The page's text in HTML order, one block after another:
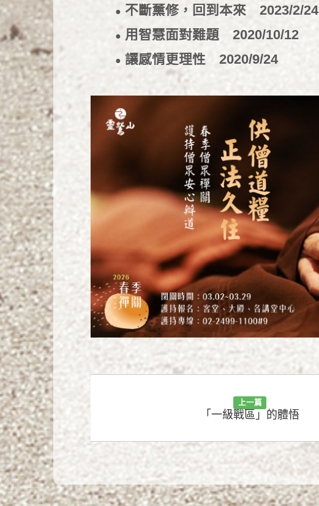
● 不斷薰修，回到本來 2023/2/24
● 用智慧面對難題 2020/10/12
● 讓感情更理性 2020/9/24
上一篇
「一級戰區」的體悟